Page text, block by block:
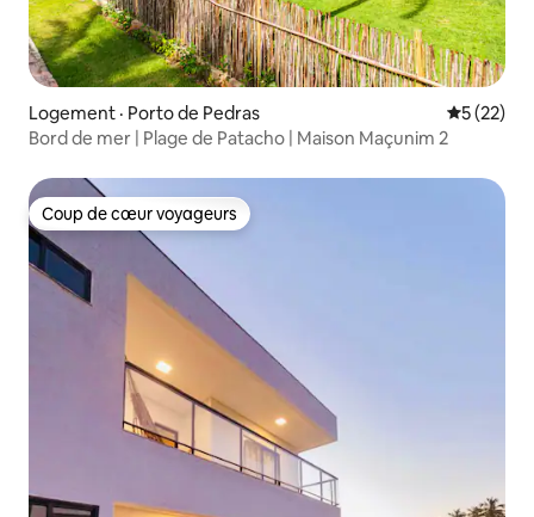
Logement · Porto de Pedras Note
5 (22)
Bord de mer | Plage de Patacho | Maison Maçunim 2
Coup de cœur voyageurs
Coup de cœur voyageurs